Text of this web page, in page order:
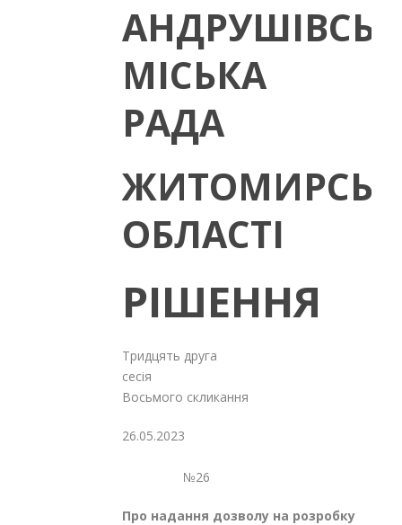
МІСЬКА
РАДА
ОБЛАСТІ
РІШЕННЯ
Тридцять друга
сесія
Восьмого скликання
26.05.2023
№26
Про надання дозволу на розробку